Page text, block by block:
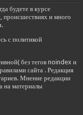
будете в курсе
происшествиях и много
с политикой
без тегов noindex и
сайта . Редакция
Мнение редакции
на материалы